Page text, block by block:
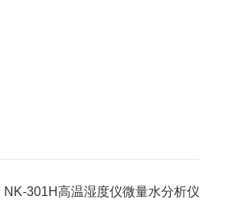
NK-301H高温湿度仪微量水分析仪